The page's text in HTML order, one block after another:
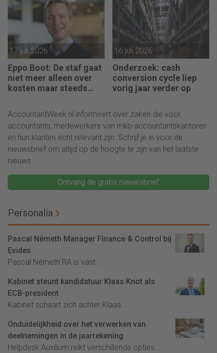
Pim van Berkel
17 juli 2026
Eppo Boot: De staf gaat
niet meer alleen over
kosten maar steeds
16 juli 2026
Onderzoek: cash
conversion cycle liep
vorig jaar verder op
AccountantWeek.nl informeert over zaken die voor
accountants, medewerkers van mkb-accountantskantoren
en hun klanten écht relevant zijn. Schrijf je in voor de
nieuwsbrief om altijd op de hoogte te zijn van het laatste
nieuws.
Ontvang de gratis nieuwsbrief
Personalia
Pascal Németh Manager Finance & Control bij
Evides
Pascal Németh RA is vast...
Kabinet steunt kandidatuur Klaas Knot als
ECB-president
Kabinet schaart zich achter Klaas...
Onduidelijkheid over het verwerken van
deelnemingen in de jaarrekening
Helpdesk Auxilium reikt verschillende opties...